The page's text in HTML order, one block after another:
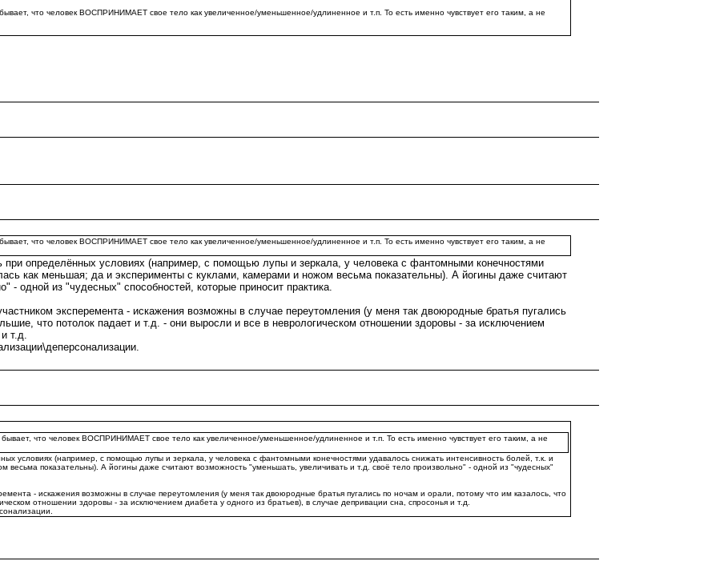
что человек ВОСПРИНИМАЕТ свое тело как увеличенное/уменьшенное/удлиненное и т.п. То есть именно чувствует его таким, а не
что человек ВОСПРИНИМАЕТ свое тело как увеличенное/уменьшенное/удлиненное и т.п. То есть именно чувствует его таким, а не
определённых условиях (например, с помощью лупы и зеркала, у человека с фантомными конечностями
как меньшая; да и эксперименты с куклами, камерами и ножом весьма показательны). А йогины даже считают
одной из "чудесных" способностей, которые приносит практика.
эксперемента - искажения возможны в случае переутомления (у меня так двоюродные братья пугались
что потолок падает и т.д. - они выросли и все в неврологическом отношении здоровы - за исключением
т.д.
что человек ВОСПРИНИМАЕТ свое тело как увеличенное/уменьшенное/удлиненное и т.п. То есть именно чувствует его таким, а не
условиях (например, с помощью лупы и зеркала, у человека с фантомными конечностями удавалось снижать интенсивность болей, т.к. и
показательны). А йогины даже считают возможность "уменьшать, увеличивать и т.д. своё тело произвольно" - одной из "чудесных"
- искажения возможны в случае переутомления (у меня так двоюродные братья пугались по ночам и орали, потому что им казалось, что
отношении здоровы - за исключением диабета у одного из братьев), в случае депривации сна, спросонья и т.д.